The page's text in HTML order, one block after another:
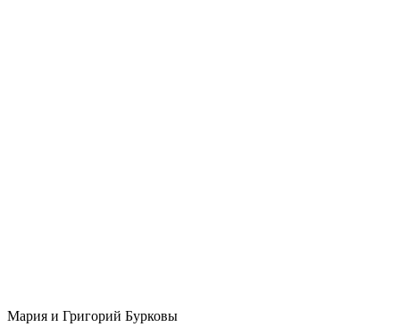
Мария и Григорий Бурковы